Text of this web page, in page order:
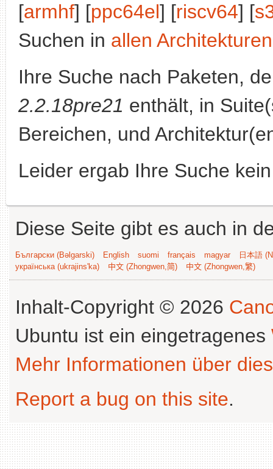
[armhf] [ppc64el] [riscv64] [
Suchen in allen Architekturen
Ihre Suche nach Paketen,
2.2.18pre21 enthält, in
Bereichen, und
Leider ergab Ihre Suche
Diese Seite gibt es auch in
Български (Bəlgarski) English suomi français magyar
日本語
українська (ukrajins'ka)
中文 (Zhongwen,简) 中文 (Zhongwen,繁)
Inhalt-Copyright © 2026
Ubuntu ist ein eingetragenes
Mehr Informationen über
Report a bug on this site.